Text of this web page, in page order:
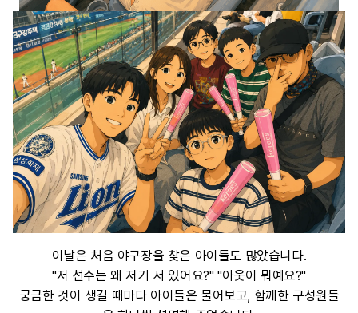
이날은 처음 야구장을 찾은 아이들도 많았습니다.
"저 선수는 왜 저기 서 있어요?" "아웃이 뭐예요?"
궁금한 것이 생길 때마다 아이들은 물어보고, 함께한 구성원들